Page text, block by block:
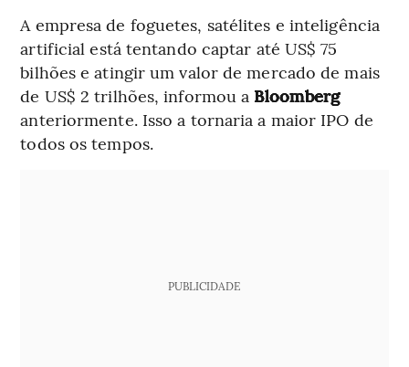
A empresa de foguetes, satélites e inteligência
artificial está tentando captar até US$ 75
bilhões e atingir um valor de mercado de mais
de US$ 2 trilhões, informou a Bloomberg
anteriormente. Isso a tornaria a maior IPO de
todos os tempos.
PUBLICIDADE